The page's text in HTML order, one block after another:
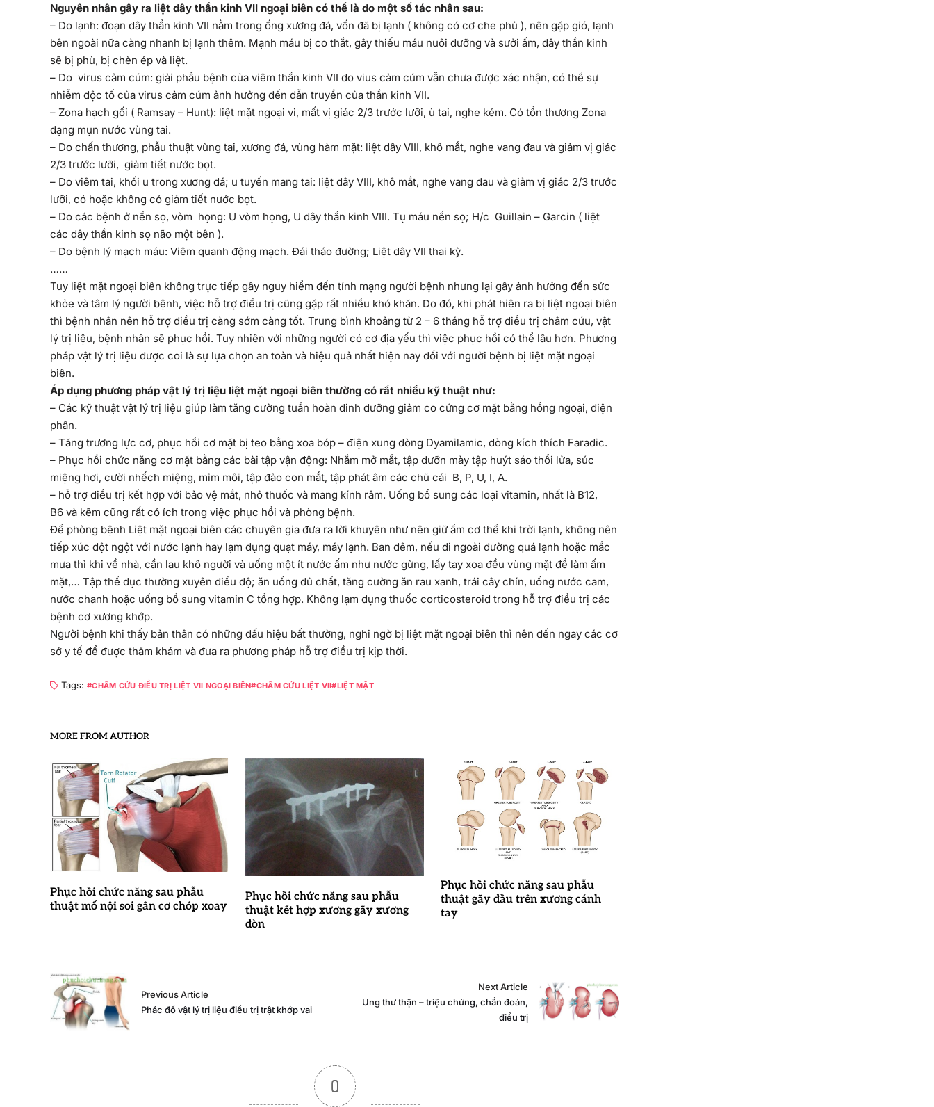
Nguyên nhân gây ra liệt dây thần kinh VII ngoại biên có thể là do một số tác nhân sau:
– Do lạnh: đoạn dây thần kinh VII nằm trong ống xương đá, vốn đã bị lạnh ( không có cơ che phủ ), nên gặp gió, lạnh
bên ngoài nữa càng nhanh bị lạnh thêm. Mạnh máu bị co thắt, gây thiếu máu nuôi dưỡng và sưởi ấm, dây thần kinh
sẽ bị phù, bị chèn ép và liệt.
– Do virus cảm cúm: giải phẫu bệnh của viêm thần kinh VII do vius cảm cúm vẫn chưa được xác nhận, có thể sự
nhiễm độc tố của virus cảm cúm ảnh hưởng đến dẫn truyền của thần kinh VII.
– Zona hạch gối ( Ramsay – Hunt): liệt mặt ngoại vi, mất vị giác 2/3 trước lưỡi, ù tai, nghe kém. Có tổn thương Zona
dạng mụn nước vùng tai.
– Do chấn thương, phẫu thuật vùng tai, xương đá, vùng hàm mặt: liệt dây VIII, khô mắt, nghe vang đau và giảm vị giác
2/3 trước lưỡi, giảm tiết nước bọt.
– Do viêm tai, khối u trong xương đá; u tuyến mang tai: liệt dây VIII, khô mắt, nghe vang đau và giảm vị giác 2/3 trước
lưỡi, có hoặc không có giảm tiết nước bọt.
– Do các bệnh ở nền sọ, vòm họng: U vòm họng, U dây thần kinh VIII. Tụ máu nền sọ; H/c Guillain – Garcin ( liệt
các dây thần kinh sọ não một bên ).
– Do bệnh lý mạch máu: Viêm quanh động mạch. Đái tháo đường; Liệt dây VII thai kỳ.
……
Tuy liệt mặt ngoại biên không trực tiếp gây nguy hiểm đến tính mạng người bệnh nhưng lại gây ảnh hưởng đến sức
khỏe và tâm lý người bệnh, việc hỗ trợ điều trị cũng gặp rất nhiều khó khăn. Do đó, khi phát hiện ra bị liệt ngoại biên
thì bệnh nhân nên hỗ trợ điều trị càng sớm càng tốt. Trung bình khoảng từ 2 – 6 tháng hỗ trợ điều trị châm cứu, vật
lý trị liệu, bệnh nhân sẽ phục hồi. Tuy nhiên với những người có cơ địa yếu thì việc phục hồi có thể lâu hơn. Phương
pháp vật lý trị liệu được coi là sự lựa chọn an toàn và hiệu quả nhất hiện nay đối với người bệnh bị liệt mặt ngoại
biên.
Áp dụng phương pháp vật lý trị liệu liệt mặt ngoại biên thường có rất nhiều kỹ thuật như:
– Các kỹ thuật vật lý trị liệu giúp làm tăng cường tuần hoàn dinh dưỡng giảm co cứng cơ mặt bằng hồng ngoại, điện
phân.
– Tăng trương lực cơ, phục hồi cơ mặt bị teo bằng xoa bóp – điện xung dòng Dyamilamic, dòng kích thích Faradic.
– Phục hồi chức năng cơ mặt bằng các bài tập vận động: Nhắm mở mắt, tập dưỡn mày tập huýt sáo thổi lửa, súc
miệng hơi, cười nhếch miệng, mỉm môi, tập đảo con mắt, tập phát âm các chũ cái B, P, U, I, A.
– hỗ trợ điều trị kết hợp với bảo vệ mắt, nhỏ thuốc và mang kính râm. Uống bổ sung các loại vitamin, nhất là B12,
B6 và kẽm cũng rất có ích trong việc phục hồi và phòng bệnh.
Để phòng bệnh Liệt mặt ngoại biên các chuyên gia đưa ra lời khuyên như nên giữ ấm cơ thể khi trời lạnh, không nên
tiếp xúc đột ngột với nước lạnh hay lạm dụng quạt máy, máy lạnh. Ban đêm, nếu đi ngoài đường quá lạnh hoặc mắc
mưa thì khi về nhà, cần lau khô người và uống một ít nước ấm như nước gừng, lấy tay xoa đều vùng mặt để làm ấm
mặt,… Tập thể dục thường xuyên điều độ; ăn uống đủ chất, tăng cường ăn rau xanh, trái cây chín, uống nước cam,
nước chanh hoặc uống bổ sung vitamin C tổng hợp. Không lạm dụng thuốc corticosteroid trong hỗ trợ điều trị các
bệnh cơ xương khớp.
Người bệnh khi thấy bản thân có những dấu hiệu bất thường, nghi ngờ bị liệt mặt ngoại biên thì nên đến ngay các cơ
sở y tế để được thăm khám và đưa ra phương pháp hỗ trợ điều trị kịp thời.
Tags: CHÂM CỨU ĐIỀU TRỊ LIỆT VII NGOẠI BIÊN CHÂM CỨU LIỆT VII LIỆT MẶT
MORE FROM AUTHOR
Phục hồi chức năng sau phẫu
thuật mổ nội soi gân cơ chóp xoay
Phục hồi chức năng sau phẫu
thuật kết hợp xương gãy xương
đòn
Phục hồi chức năng sau phẫu
thuật gãy đầu trên xương cánh
tay
Previous Article
Phác đồ vật lý trị liệu điều trị trật khớp vai
Next Article
Ung thư thận – triệu chứng, chẩn đoán,
điều trị
0